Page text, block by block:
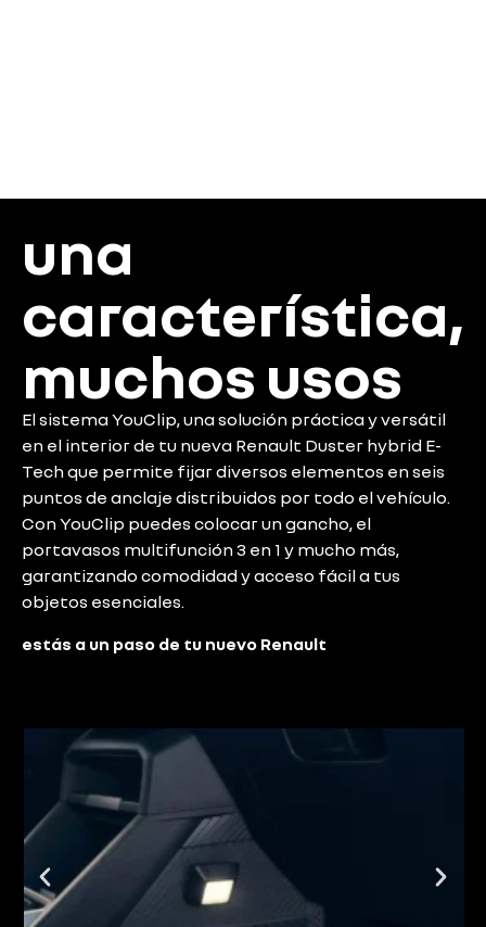
una
característica,
muchos usos
El sistema YouClip, una solución práctica y versátil
en el interior de tu nueva Renault Duster hybrid E-
Tech que permite fijar diversos elementos en seis
puntos de anclaje distribuidos por todo el vehículo.
Con YouClip puedes colocar un gancho, el
portavasos multifunción 3 en 1 y mucho más,
garantizando comodidad y acceso fácil a tus
objetos esenciales.
estás a un paso de tu nuevo Renault